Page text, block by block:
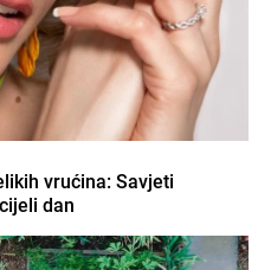
vrućina: Savjeti
dan